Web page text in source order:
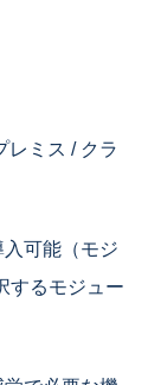
レミス / クラ
可能（モジ
するモジュー